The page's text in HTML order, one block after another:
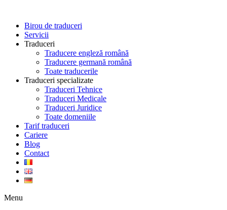
contentBirou de traduceri
Servicii
Traduceri
Traducere engleză română
Traducere germană română
Toate traducerile
Traduceri specializate
Traduceri Tehnice
Traduceri Medicale
Traduceri Juridice
Toate domeniile
Tarif traduceri
Cariere
Blog
Contact
Menu